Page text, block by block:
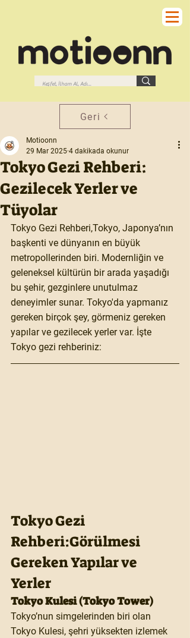
Geri
​Tokyo Gezi Rehberi:
Gezilecek Yerler ve
Tüyolar
Motioonn
29 Mar 2025 4 dakikada okunur
​Tokyo Gezi Rehberi,Tokyo, Japonya’nın
başkenti ve dünyanın en büyük
metropollerinden biri. Modernliğin ve
geleneksel kültürün bir arada yaşadığı
bu şehir, gezginlere unutulmaz
deneyimler sunar. Tokyo'da yapmanız
gereken birçok şey, görmeniz gereken
yapılar ve gezilecek yerler var. İşte
Tokyo gezi rehberiniz:
​Tokyo Gezi
Rehberi:Görülmesi
Gereken Yapılar ve
Yerler
Tokyo Kulesi (Tokyo Tower)
Tokyo’nun simgelerinden biri olan
Tokyo Kulesi, şehri yüksekten izlemek